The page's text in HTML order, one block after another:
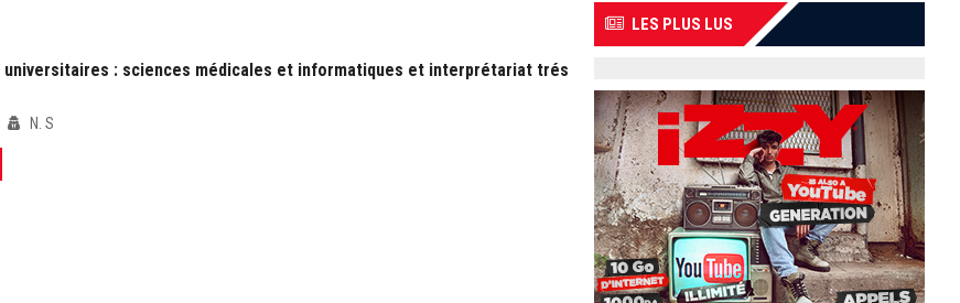
universitaires : sciences médicales et informatiques et interprétariat trés
N. S
LES PLUS LUS